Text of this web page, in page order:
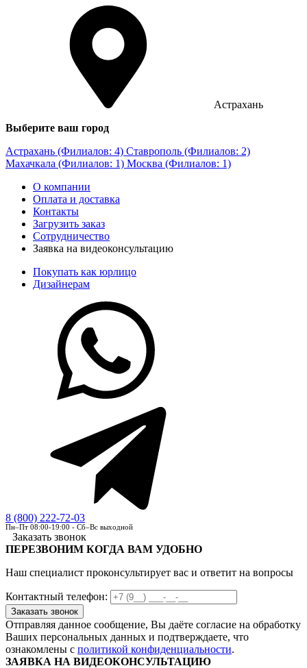
Астрахань
Выберите ваш город
Астрахань (Филиалов: 4) Ставрополь (Филиалов: 2)
Махачкала (Филиалов: 1) Москва (Филиалов: 1)
О компании
Оплата и доставка
Контакты
Загрузить заказ
Сотрудничество
Заявка на видеоконсультацию
Покупать как юрлицо
Дизайнерам
8 (800) 222-72-03
Пн–Пт 08:00-19:00 - Сб–Вс выходной
Заказать звонок
ПЕРЕЗВОНИМ КОГДА ВАМ УДОБНО
Наш специалист проконсультирует вас и ответит на вопросы
Контактный телефон:
Отправляя данное сообщение, Вы даёте согласие на обработку
Ваших персональных данных и подтверждаете, что
ознакомлены с политикой конфиденциальности.
ЗАЯВКА НА ВИДЕОКОНСУЛЬТАЦИЮ